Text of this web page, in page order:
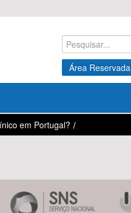
Área Reservada
em Portugal? /